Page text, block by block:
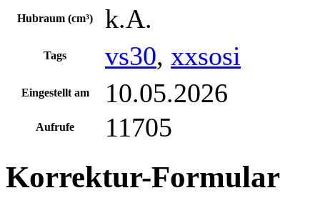
Hubraum (cm³) k.A.
Tags vs30, xxsosi
Eingestellt am 10.05.2026
Aufrufe 11705
Korrektur-Formular